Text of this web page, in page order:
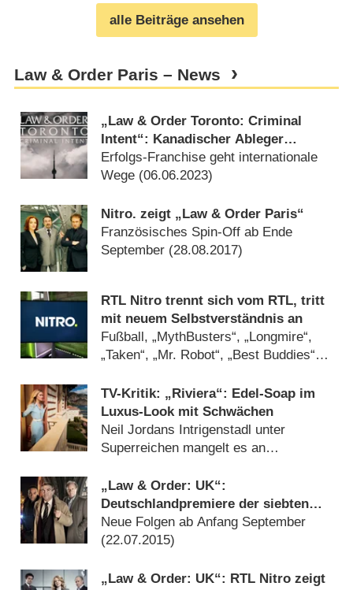
alle Beiträge ansehen
Law & Order Paris – News
„Law & Order Toronto: Criminal
Intent“: Kanadischer Ableger
bestellt
Erfolgs-Franchise geht internationale
Wege (06.06.2023)
Nitro. zeigt „Law & Order Paris“
Französisches Spin-Off ab Ende
September (28.08.2017)
RTL Nitro trennt sich vom RTL, tritt
mit neuem Selbstverständnis an
Fußball, „MythBusters“, „Longmire“,
„Taken“, „Mr. Robot“, „Best Buddies“
TV-Kritik: „Riviera“: Edel-Soap im
Luxus-Look mit Schwächen
Neil Jordans Intrigenstadl unter
Superreichen mangelt es an
„Law & Order: UK“:
Deutschlandpremiere der siebten
Staffel bei RTL Nitro
Neue Folgen ab Anfang September
(22.07.2015)
„Law & Order: UK“: RTL Nitro zeigt